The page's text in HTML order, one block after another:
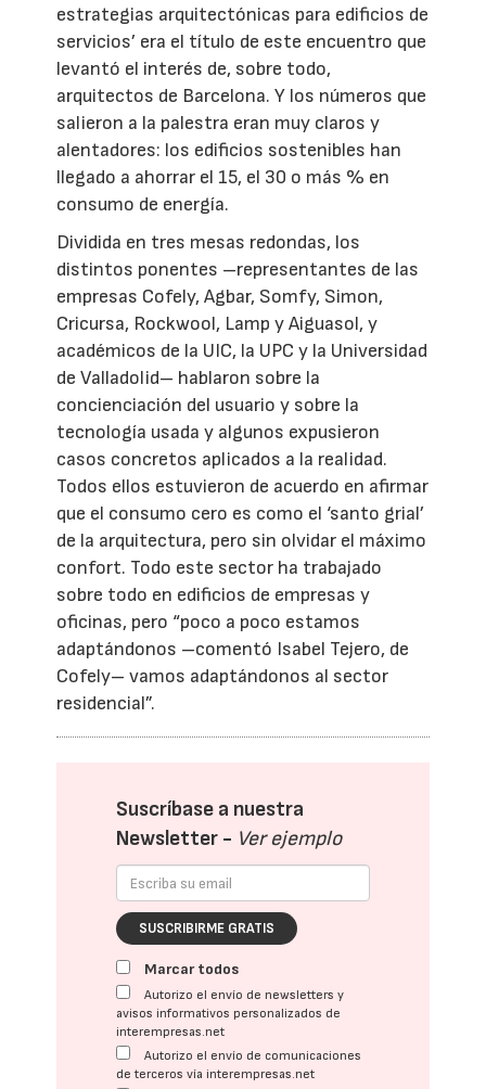
estrategias arquitectónicas para edificios de
servicios’ era el título de este encuentro que
levantó el interés de, sobre todo,
arquitectos de Barcelona. Y los números que
salieron a la palestra eran muy claros y
alentadores: los edificios sostenibles han
llegado a ahorrar el 15, el 30 o más % en
consumo de energía.
Dividida en tres mesas redondas, los
distintos ponentes –representantes de las
empresas Cofely, Agbar, Somfy, Simon,
Cricursa, Rockwool, Lamp y Aiguasol, y
académicos de la UIC, la UPC y la Universidad
de Valladolid– hablaron sobre la
concienciación del usuario y sobre la
tecnología usada y algunos expusieron
casos concretos aplicados a la realidad.
Todos ellos estuvieron de acuerdo en afirmar
que el consumo cero es como el ‘santo grial’
de la arquitectura, pero sin olvidar el máximo
confort. Todo este sector ha trabajado
sobre todo en edificios de empresas y
oficinas, pero “poco a poco estamos
adaptándonos –comentó Isabel Tejero, de
Cofely– vamos adaptándonos al sector
residencial”.
Suscríbase a nuestra
Newsletter - Ver ejemplo
SUSCRIBIRME GRATIS
Marcar todos
Autorizo el envío de newsletters y
avisos informativos personalizados de
interempresas.net
Autorizo el envío de comunicaciones
de terceros vía interempresas.net